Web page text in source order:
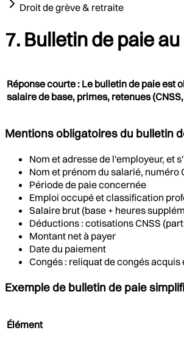
Droit de grève & retraite
7. Bulletin de paie
Réponse courte : Le bulletin de paie
salaire de base, primes, retenues
Mentions obligatoires du bulletin
Nom et adresse de l'employeur, et
Nom et prénom du salarié, numéro
Période de paie concernée
Emploi occupé et classification
Salaire brut (base + heures
Déductions : cotisations CNSS
Montant net à payer
Date du paiement
Congés : reliquat de congés acquis
Exemple de bulletin de paie
Élément